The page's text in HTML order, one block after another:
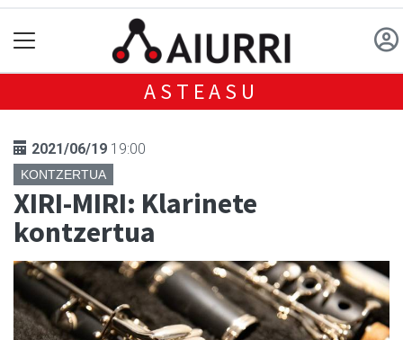
ASTEASU
2021/06/19 19:00
KONTZERTUA
XIRI-MIRI: Klarinete
kontzertua